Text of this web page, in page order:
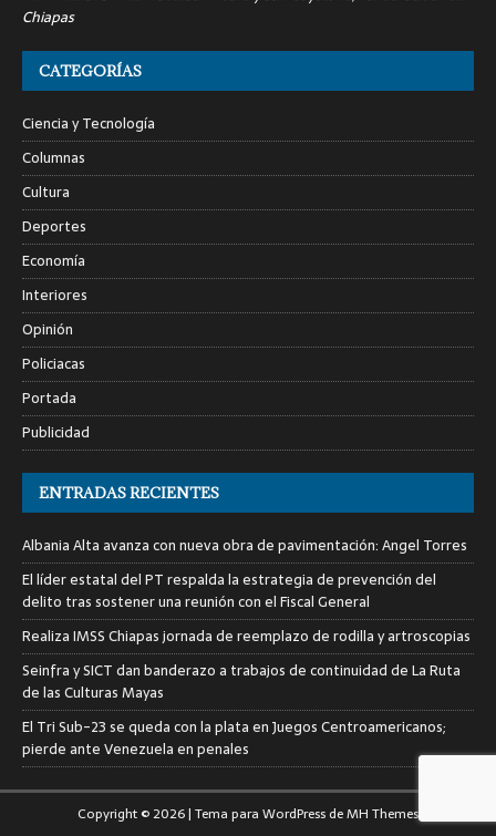
Chiapas
CATEGORÍAS
Ciencia y Tecnología
Columnas
Cultura
Deportes
Economía
Interiores
Opinión
Policiacas
Portada
Publicidad
ENTRADAS RECIENTES
Albania Alta avanza con nueva obra de pavimentación: Angel Torres
El líder estatal del PT respalda la estrategia de prevención del
delito tras sostener una reunión con el Fiscal General
Realiza IMSS Chiapas jornada de reemplazo de rodilla y artroscopias
Seinfra y SICT dan banderazo a trabajos de continuidad de La Ruta
de las Culturas Mayas
El Tri Sub-23 se queda con la plata en Juegos Centroamericanos;
pierde ante Venezuela en penales
Copyright © 2026 | Tema para WordPress deMH Themes